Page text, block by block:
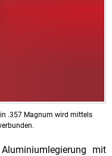
.357 Magnum wird mittels
mit